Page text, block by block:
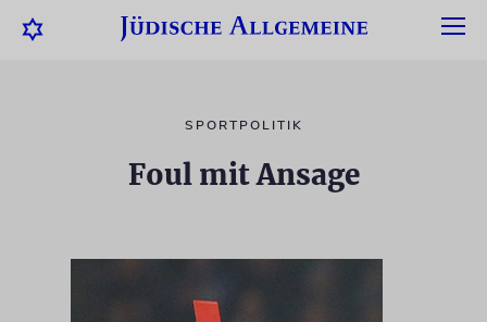
SPORTPOLITIK
Foul mit Ansage